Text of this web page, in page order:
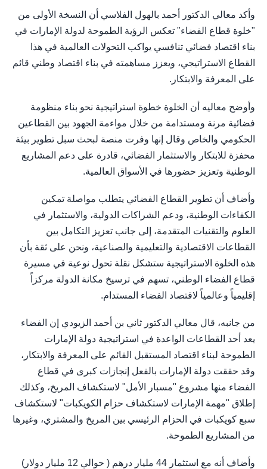
وأكد معالي الدكتور أحمد بالهول الفلاسي أن النسخة الأولى من
"خلوة قطاع الفضاء" تعكس الرؤية الطموحة لدولة الإمارات في
بناء اقتصاد فضائي تنافسي يواكب التحولات العالمية في هذا
القطاع الاستراتيجي، ويعزز مساهمته في بناء اقتصاد وطني قائم
على المعرفة والابتكار.
وأوضح معاليه أن الخلوة خطوة استراتيجية نحو بناء منظومة
فضائية مرنة ومستدامة من خلال مواءمة الجهود بين القطاعين
الحكومي والخاص وقال إنها وفرت منصة لبحث سبل تطوير بيئة
محفزة للابتكار والاستثمار الفضائي، قادرة على دعم المشاريع
الوطنية وتعزيز حضورها في الأسواق العالمية.
وأضاف أن تطوير القطاع الفضائي يتطلب مواصلة تمكين
الكفاءات الوطنية، ودعم الشراكات الدولية، والاستثمار في
العلوم والتقنيات المتقدمة، إلى جانب تعزيز التكامل بين
القطاعات الاقتصادية والتعليمية والصناعية، ونحن على ثقة بأن
هذه الخلوة الاستراتيجية ستشكل نقلة تحول نوعية في مسيرة
قطاع الفضاء الوطني، تسهم في ترسيخ مكانة الدولة مركزاً
إقليمياً وعالمياً لاقتصاد الفضاء المستدام.
من جانبه، قال معالي الدكتور ثاني بن أحمد الزيودي إن الفضاء
يعد أحد القطاعات الواعدة في استراتيجية دولة الإمارات
الطموحة لبناء اقتصاد المستقبل القائم على المعرفة والابتكار،
وقد حققت دولة الإمارات بالفعل إنجازات كبرى في قطاع
الفضاء منها مشروع "مسبار الأمل" لاستكشاف المريخ، وكذلك
إطلاق "مهمة الإمارات لاستكشاف حزام الكويكبات" لاستكشاف
سبع كويكبات في الحزام الرئيسي بين المريخ والمشتري، وغيرها
من المشاريع الطموحة.
وأضاف أنه مع استثمار 44 مليار درهم ( حوالي 12 مليار دولار)